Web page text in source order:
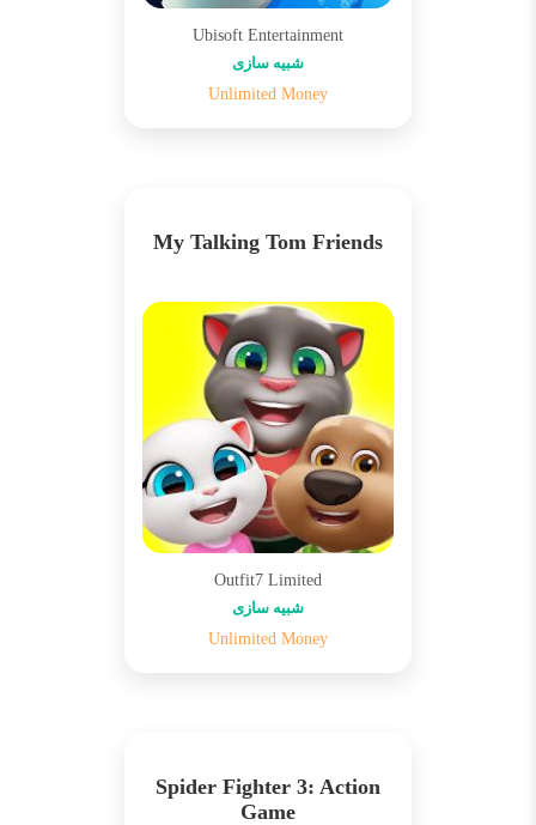
Ubisoft Entertainment
شبیه سازی
Unlimited Money
My Talking Tom Friends
Outfit7 Limited
شبیه سازی
Unlimited Money
Spider Fighter 3: Action
Game